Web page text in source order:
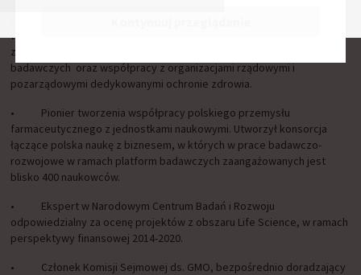
Warszawskiego Uniwersytety Medycznego z szeroką praktyką w
zakresie zarządzania, prowadzenia innowacyjnych projektów
badawczych oraz współpracy z organizacjami rządowymi i
pozarządowymi dedykowanymi ochronie zdrowia.
• Pionier tworzenia współpracy polskiego przemysłu
farmaceutycznego z jednostkami naukowymi. Utworzył konsorcja
łączące polska naukę z biznesem, w których w prace badawczo-
rozwojowe w ramach platform badawczych zaangażowanych jest
blisko 400 naukowców.
• Ekspert w Narodowym Centrum Badań i Rozwoju
odpowiedzialny za ocenę projektów z obszaru Life Science, w ramach
perspektywy finansowej 2014-2020.
• Członek Komisji Sejmowej ds. GMO, bezpośrednio doradzający